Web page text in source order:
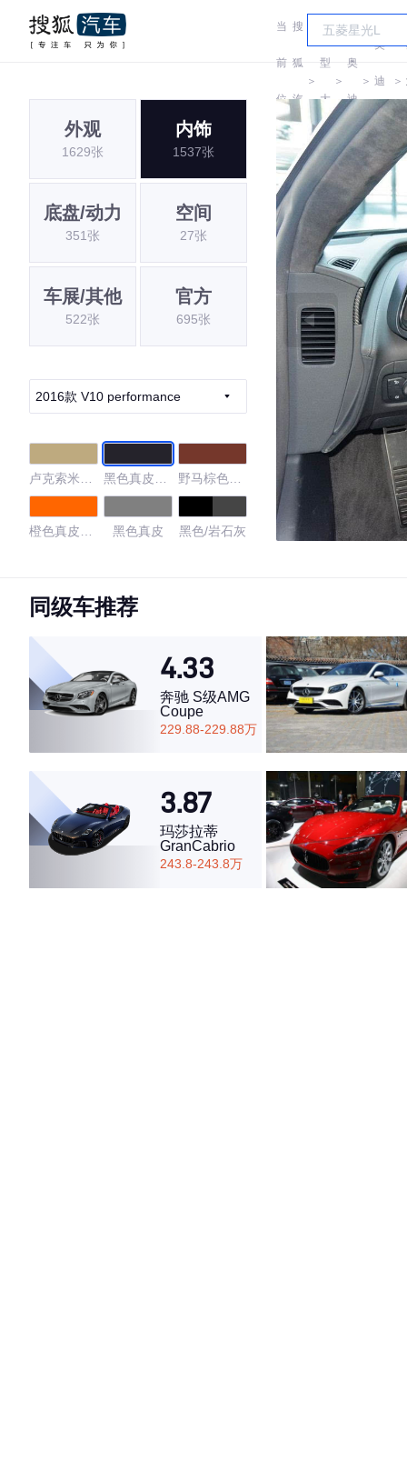
当
前
位
置:
搜
狐
汽
＞
车
型
大
全
＞
奥
迪
＞
奥
迪
RS
＞
外观
1629张
内饰
1537张
底盘/动力
351张
空间
27张
车展/其他
522张
官方
695张
2016款 V10 performance
卢克索米真
黑色真皮内
野马棕色真
橙色真皮内
黑色真皮 黑色/岩石灰
3.75
·外观表现较为优秀，优于100%同级车
·内饰表现一般，低于59%同级车
·空间表现一般，低于80%同级车
同级车推荐
4.33
奔驰 S级AMG
Coupe
229.88-229.88万
3.87
玛莎拉蒂
GranCabrio
243.8-243.8万